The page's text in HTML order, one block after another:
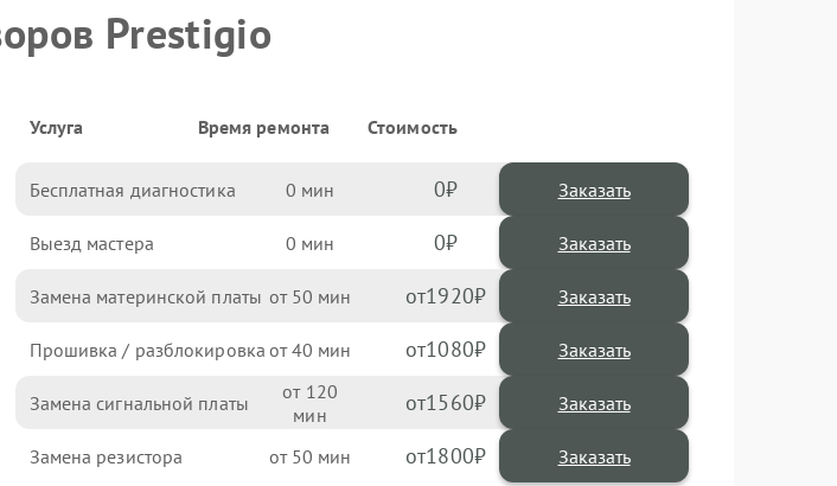
Prestigio
Услуга Время ремонта Стоимость
Бесплатная диагностика 0 0 Заказать
Выезд мастера 0 0 Заказать
Замена материнской платы 50 1920
Прошивка / разблокировка 40 1080
Замена сигнальной платы 120 1560
Замена резистора 50 1800